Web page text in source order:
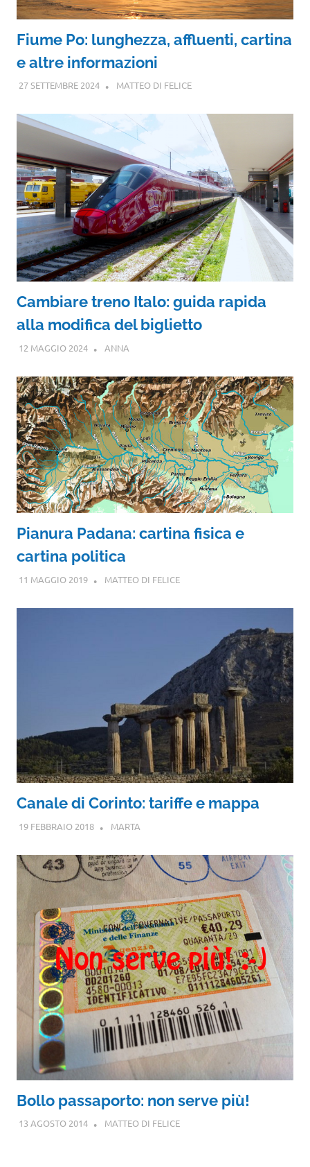
Fiume Po: lunghezza, affluenti, cartina
e altre informazioni
27 SETTEMBRE 2024 MATTEO DI FELICE
Cambiare treno Italo: guida rapida
alla modifica del biglietto
12 MAGGIO 2024 ANNA
Pianura Padana: cartina fisica e
cartina politica
11 MAGGIO 2019 MATTEO DI FELICE
Canale di Corinto: tariffe e mappa
19 FEBBRAIO 2018 MARTA
Bollo passaporto: non serve più!
13 AGOSTO 2014 MATTEO DI FELICE